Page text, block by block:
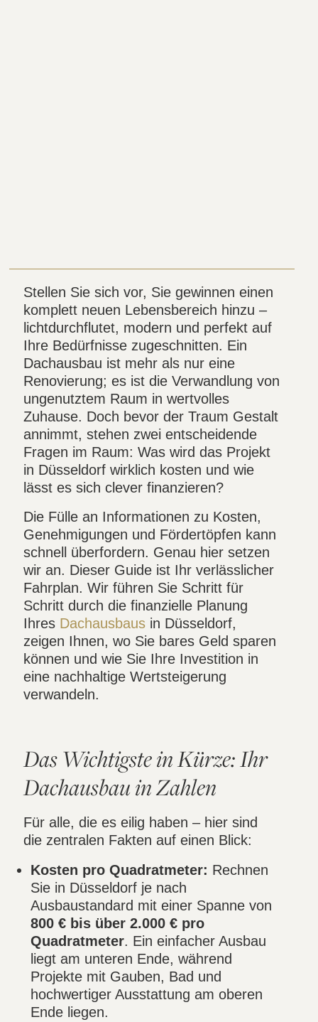
Stellen Sie sich vor, Sie gewinnen einen
komplett neuen Lebensbereich hinzu –
lichtdurchflutet, modern und perfekt auf
Ihre Bedürfnisse zugeschnitten. Ein
Dachausbau ist mehr als nur eine
Renovierung; es ist die Verwandlung von
ungenutztem Raum in wertvolles
Zuhause. Doch bevor der Traum Gestalt
annimmt, stehen zwei entscheidende
Fragen im Raum: Was wird das Projekt
in Düsseldorf wirklich kosten und wie
lässt es sich clever finanzieren?
Die Fülle an Informationen zu Kosten,
Genehmigungen und Fördertöpfen kann
schnell überfordern. Genau hier setzen
wir an. Dieser Guide ist Ihr verlässlicher
Fahrplan. Wir führen Sie Schritt für
Schritt durch die finanzielle Planung
Ihres Dachausbaus in Düsseldorf,
zeigen Ihnen, wo Sie bares Geld sparen
können und wie Sie Ihre Investition in
eine nachhaltige Wertsteigerung
verwandeln.
Das Wichtigste in Kürze: Ihr
Dachausbau in Zahlen
Für alle, die es eilig haben – hier sind
die zentralen Fakten auf einen Blick:
Kosten pro Quadratmeter: Rechnen
Sie in Düsseldorf je nach
Ausbaustandard mit einer Spanne von
800 € bis über 2.000 € pro
Quadratmeter. Ein einfacher Ausbau
liegt am unteren Ende, während
Projekte mit Gauben, Bad und
hochwertiger Ausstattung am oberen
Ende liegen.